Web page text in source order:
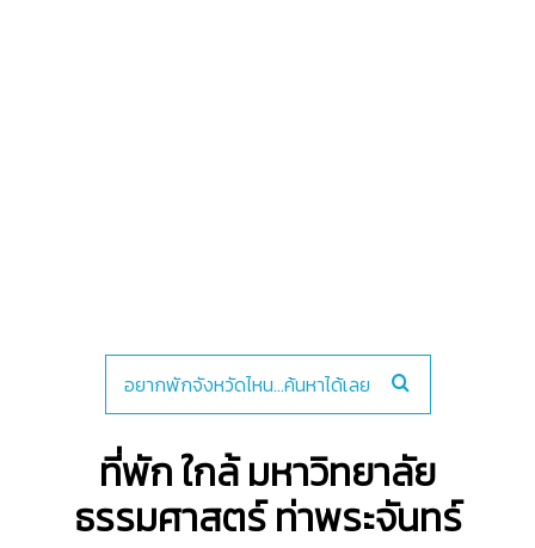
ที่พัก ใกล้ มหาวิทยาลัย
ธรรมศาสตร์ ท่าพระจันทร์